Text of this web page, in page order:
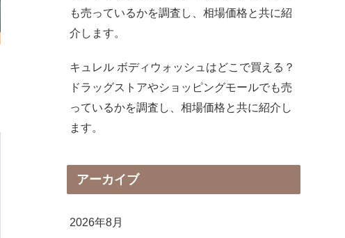
も売っているかを調査し、相場価格と共に紹
介します。
キュレル ボディウォッシュはどこで買える？
ドラッグストアやショッピングモールでも売
っているかを調査し、相場価格と共に紹介し
ます。
アーカイブ
2026年8月